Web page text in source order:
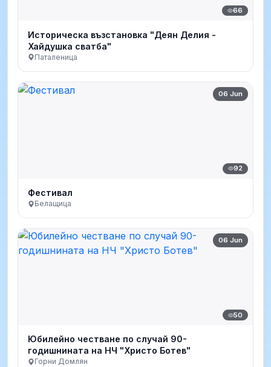
66
Историческа възстановка "Деян Делия -
Хайдушка сватба"
Паталеница
06 Jun
92
Фестивал
Белащица
06 Jun
50
Юбилейно честване по случай 90-
годишнината на НЧ "Христо Ботев"
Горни Домлян